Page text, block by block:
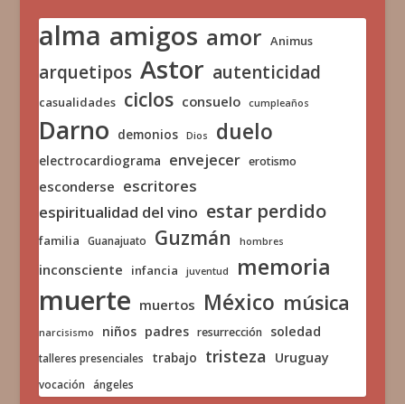
alma amigos amor Animus
arquetipos Astor autenticidad
casualidades ciclos consuelo cumpleaños
Darno demonios Dios duelo
electrocardiograma envejecer erotismo
esconderse escritores
espiritualidad del vino estar perdido
familia Guanajuato Guzmán hombres
inconsciente infancia juventud memoria
muerte muertos México música
narcisismo niños padres resurrección soledad
talleres presenciales trabajo tristeza Uruguay
vocación ángeles